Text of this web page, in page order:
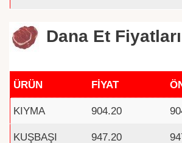
Dana Et
ÜRÜN FİYAT
KIYMA 904.20
KUŞBAŞI 947.20